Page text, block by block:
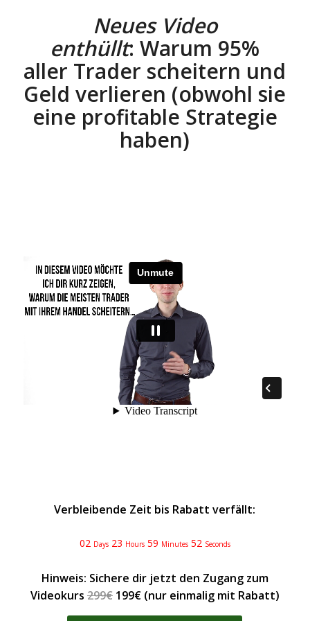
Neues Video
enthüllt: Warum 95%
aller Trader scheitern und
Geld verlieren (obwohl sie
eine profitable Strategie
haben)
Verbleibende Zeit bis Rabatt verfällt:
02 Days 23 Hours 59 Minutes 52 Seconds
Hinweis: Sichere dir jetzt den Zugang zum
Videokurs 299€199€ (nur einmalig mit Rabatt)